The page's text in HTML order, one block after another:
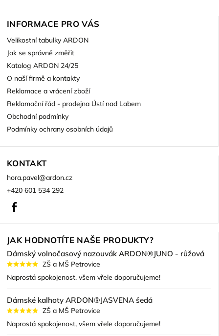
INFORMACE PRO VÁS
Velikostní tabulky ARDON
Jak se správně změřit
Katalog ARDON 24/25
O naší firmě a kontakty
Reklamace a vrácení zboží
Reklamační řád - prodejna Ústí nad Labem
Obchodní podmínky
Podmínky ochrany osobních údajů
KONTAKT
hora.pavel@ardon.cz
+420 601 534 292
JAK HODNOTÍTE NAŠE PRODUKTY?
Dámský volnočasový nazouvák ARDON®JUNO - růžová
ZŠ a MŠ Petrovice
Naprostá spokojenost, všem vřele doporučujeme!
Dámské kalhoty ARDON®JASVENA šedá
ZŠ a MŠ Petrovice
Naprostá spokojenost, všem vřele doporučujeme!